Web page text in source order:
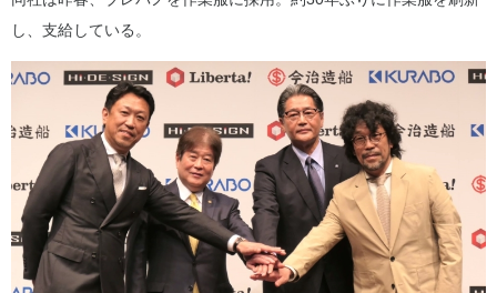
し、支給している。